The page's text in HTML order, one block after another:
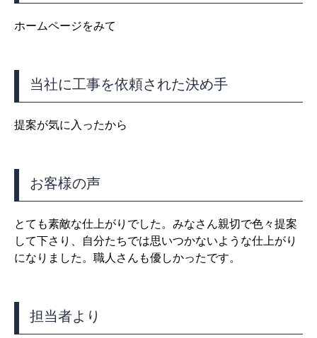
ホームページをみて
当社に工事を依頼された決め手
提案が気に入ったから
お客様の声
とても素敵な仕上がりでした。みなさん親切で色々提案
して下さり、自分たちでは思いつかないような仕上がり
になりました。職人さんも優しかったです。
担当者より